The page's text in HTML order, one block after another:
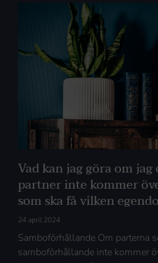
Vad kan jag göra om
partner inte kommer
som ska få vilken
24 april 2024
Samboförhållande Om parterna
samboförhållande inte kommer